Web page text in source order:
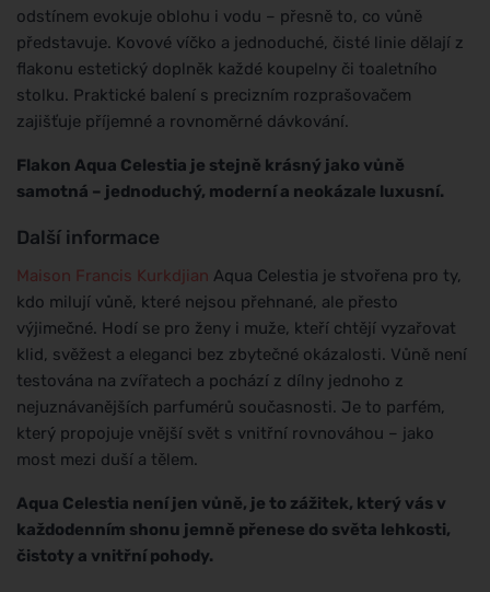
odstínem evokuje oblohu i vodu – přesně to, co vůně
představuje. Kovové víčko a jednoduché, čisté linie dělají z
flakonu estetický doplněk každé koupelny či toaletního
stolku. Praktické balení s precizním rozprašovačem
zajišťuje příjemné a rovnoměrné dávkování.
Flakon Aqua Celestia je stejně krásný jako vůně
samotná – jednoduchý, moderní a neokázale luxusní.
Další informace
Maison Francis Kurkdjian Aqua Celestia je stvořena pro ty,
kdo milují vůně, které nejsou přehnané, ale přesto
výjimečné. Hodí se pro ženy i muže, kteří chtějí vyzařovat
klid, svěžest a eleganci bez zbytečné okázalosti. Vůně není
testována na zvířatech a pochází z dílny jednoho z
nejuznávanějších parfumérů současnosti. Je to parfém,
který propojuje vnější svět s vnitřní rovnováhou – jako
most mezi duší a tělem.
Aqua Celestia není jen vůně, je to zážitek, který vás v
každodenním shonu jemně přenese do světa lehkosti,
čistoty a vnitřní pohody.